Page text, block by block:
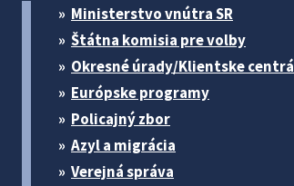
Ministerstvo vnútra SR
Štátna komisia pre volby
Okresné úrady/Klientske centrá
Európske programy
Policajný zbor
Azyl a migrácia
Verejná správa